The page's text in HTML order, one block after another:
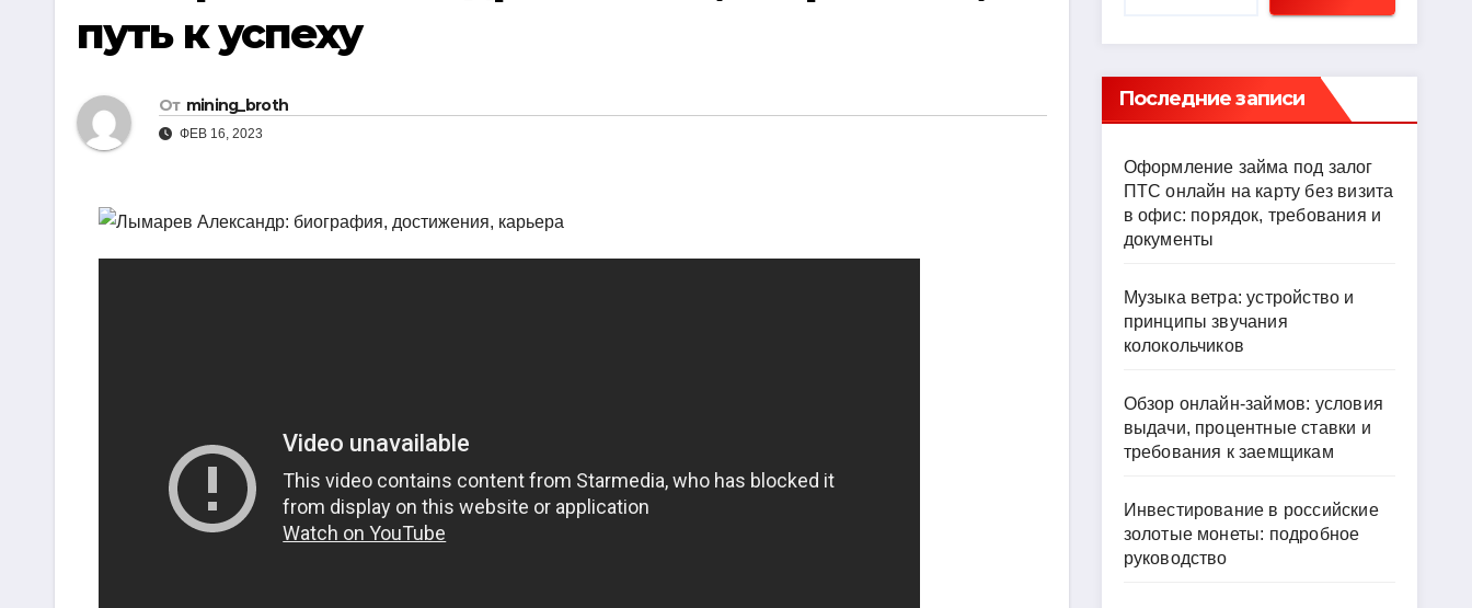
путь к успеху
От mining_broth
ФЕВ 16, 2023
Последние записи
Оформление займа под залог
ПТС онлайн на карту без визита
в офис: порядок, требования и
документы
Музыка ветра: устройство и
принципы звучания
колокольчиков
Обзор онлайн-займов: условия
выдачи, процентные ставки и
требования к заемщикам
Инвестирование в российские
золотые монеты: подробное
руководство